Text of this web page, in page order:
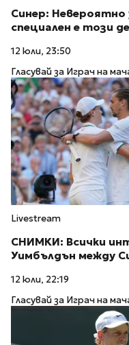
Синер: Невероятно
специален е този
12 юли, 23:50
Гласувай за Играч на
Livestream
СНИМКИ: Всички
Уимбълдън между
12 юли, 22:19
Гласувай за Играч на